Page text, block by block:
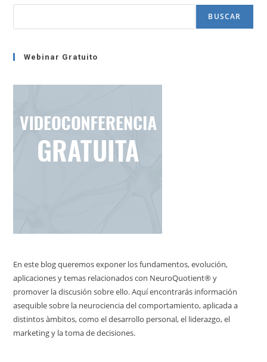
PNL
BUSCAR
Webinar Gratuito
En este blog queremos exponer los fundamentos, evolución,
aplicaciones y temas relacionados con NeuroQuotient® y
promover la discusión sobre ello. Aquí encontrarás información
asequible sobre la neurociencia del comportamiento, aplicada a
distintos àmbitos, como el desarrollo personal, el liderazgo, el
marketing y la toma de decisiones.